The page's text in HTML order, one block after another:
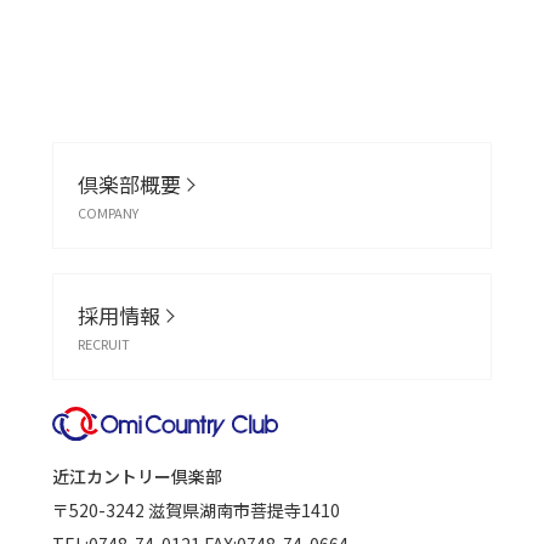
倶楽部概要
COMPANY
採用情報
RECRUIT
近江カントリー倶楽部
〒520-3242 滋賀県湖南市菩提寺1410